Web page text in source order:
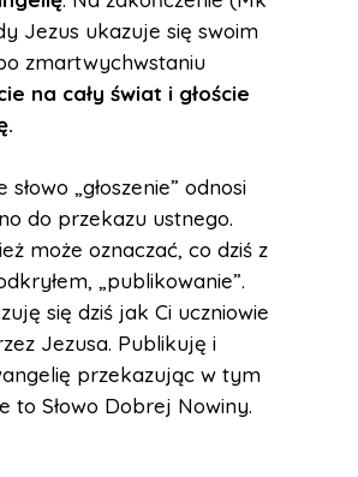
Jezus ukazuje się swoim
zmartwychwstaniu
na cały świat i głoście
słowo „głoszenie” odnosi
do przekazu ustnego.
może oznaczać, co dziś z
„publikowanie”.
się dziś jak Ci uczniowie
Jezusa. Publikuję i
przekazując w tym
to Słowo Dobrej Nowiny.